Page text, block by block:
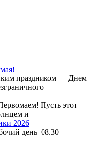
праздником — Днем
Пусть этот
и
2026
день 08.30 —